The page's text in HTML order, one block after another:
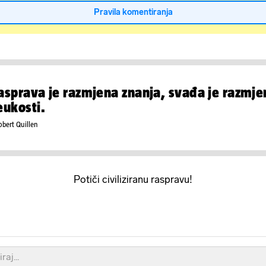
Pravila komentiranja
je razmjena znanja, svađa je
Quillen
Potiči civiliziranu raspravu!